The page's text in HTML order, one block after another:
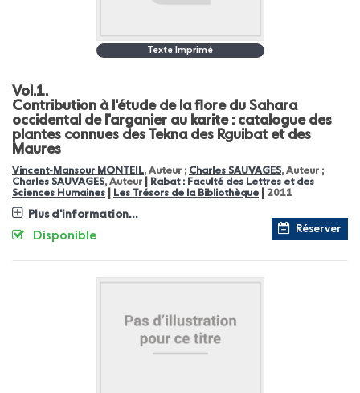
Texte Imprimé
Vol.1.
Contribution à l'étude de la flore du Sahara
occidental de l'arganier au karite : catalogue des
plantes connues des Tekna des Rguibat et des
Maures
Vincent-Mansour MONTEIL, Auteur ; Charles SAUVAGES, Auteur ;
Charles SAUVAGES, Auteur
Rabat : Faculté des Lettres et des
Sciences Humaines
Les Trésors de la Bibliothèque 2011
Plus d'information...
Réserver
Disponible